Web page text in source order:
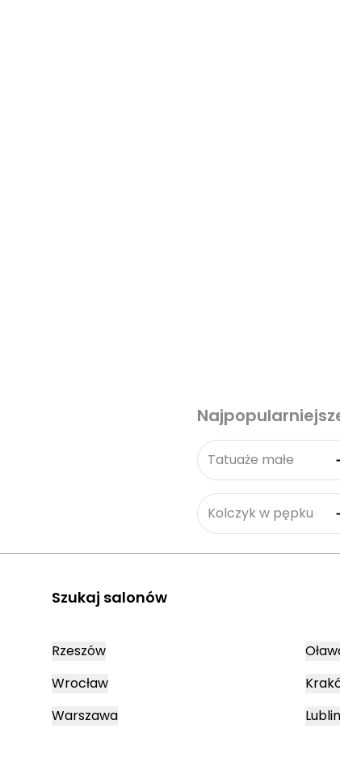
Tatuaże małe
Kolczyk w pępku
Szukaj salonów
Rzeszów
Wrocław
Warszawa
Lublin